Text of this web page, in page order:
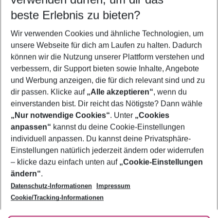
5-8 Nächte
2 Erwachsene Keine Kinder
Mehr Filter anzeigen
Footer
Footer navigation
Über uns
AGB
Bestpreisgarantie
Cookie-Einstellungen ändern
Cookie-Richtlinie
Agenturbetreuung
Barrierefreies Reisen
Folge uns
beste Erlebnis zu bieten?
Wir verwenden Cookies und ähnliche Technologien, um
unsere Webseite für dich am Laufen zu halten. Dadurch
können wir die Nutzung unserer Plattform verstehen und
verbessern, dir Support bieten sowie Inhalte, Angebote
und Werbung anzeigen, die für dich relevant sind und zu
dir passen. Klicke auf „Alle akzeptieren“, wenn du
einverstanden bist. Dir reicht das Nötigste? Dann wähle
„Nur notwendige Cookies“. Unter „Cookies
anpassen“ kannst du deine Cookie-Einstellungen
individuell anpassen. Du kannst deine Privatsphäre-
Einstellungen natürlich jederzeit ändern oder widerrufen
– klicke dazu einfach unten auf „Cookie-Einstellungen
ändern“.
Datenschutz-Informationen
Impressum
Cookie/Tracking-Informationen